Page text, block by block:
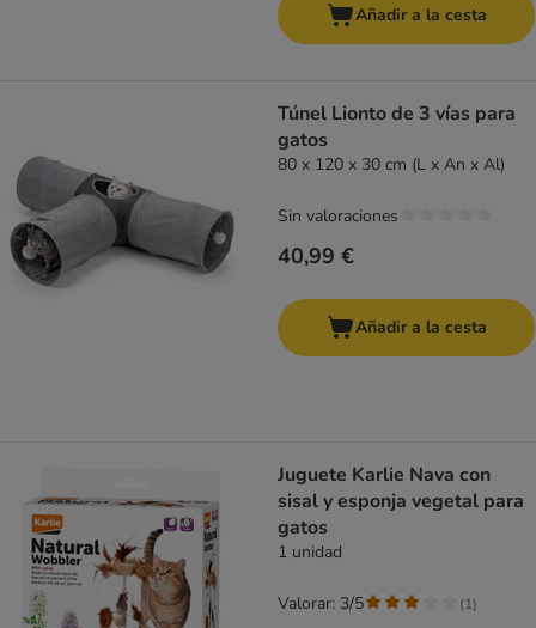
Añadir a la cesta
Túnel Lionto de 3 vías para
gatos
80 x 120 x 30 cm (L x An x Al)
40,99 €
Sin valoraciones
Añadir a la cesta
Juguete Karlie Nava con
sisal y esponja vegetal para
gatos
1 unidad
Valorar: 3/5 (1)